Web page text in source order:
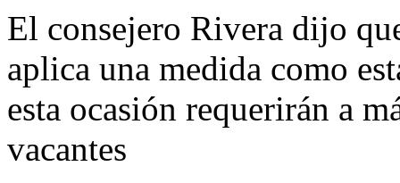
El consejero Rivera dijo
aplica una medida como
esta ocasión requerirán a
vacantes